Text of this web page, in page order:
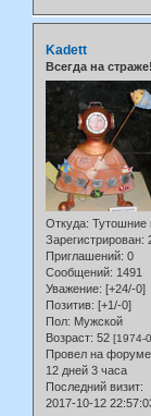
Kadett
Всегда на страже!
Откуда: Тутошние
Зарегистрирован:
Приглашений: 0
Сообщений: 1491
Уважение: [+24/-0]
Позитив: [+1/-0]
Пол: Мужской
Возраст: 52 [1974-
Провел на
12 дней 3 часа
Последний визит:
2017-10-12